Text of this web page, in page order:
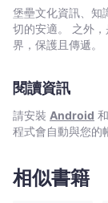
於是望氣者集結
望的冠軍侯；心懷
露頭角的倦侯暨鎮
「候選」資格的擁
堂、卻能引起重量級輿論的
端、幾派討好，唯
錄│ ✑ 郭叢勸說韓孺子的時候，楊奉一直沒有開口，也沒有送
行，這時露出微笑
堡壘文化資訊、知
切的安適。 之外
界，保護且傳遞。
閱讀資訊
請安裝 Android 和
程式會自動與您的
相似書籍